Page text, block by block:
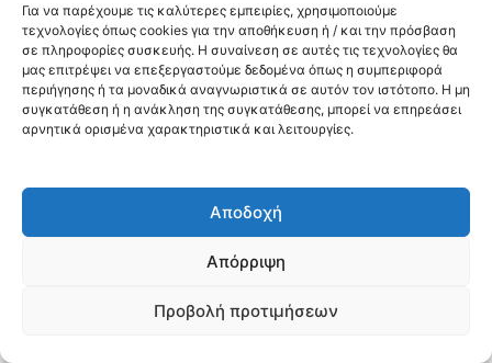
Για να παρέχουμε τις καλύτερες εμπειρίες, χρησιμοποιούμε
τεχνολογίες όπως cookies για την αποθήκευση ή / και την πρόσβαση
σε πληροφορίες συσκευής. Η συναίνεση σε αυτές τις τεχνολογίες θα
μας επιτρέψει να επεξεργαστούμε δεδομένα όπως η συμπεριφορά
περιήγησης ή τα μοναδικά αναγνωριστικά σε αυτόν τον ιστότοπο. Η μη
συγκατάθεση ή η ανάκληση της συγκατάθεσης, μπορεί να επηρεάσει
αρνητικά ορισμένα χαρακτηριστικά και λειτουργίες.
Αποδοχή
Απόρριψη
Προβολή προτιμήσεων
Πολιτική Προστασίας Δεδομένων
Θεσσαλονίκη, ΕλλάδαΤηλ: +30 2311 226 200
email: 3ype@3ype.gr
Page Visits: 00018 Website Visits: 1594921